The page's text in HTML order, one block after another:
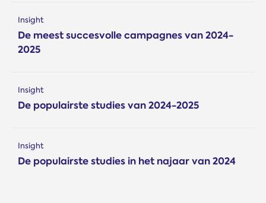
Insight
De meest succesvolle campagnes van 2024-
2025
Insight
De populairste studies van 2024-2025
Insight
De populairste studies in het najaar van 2024